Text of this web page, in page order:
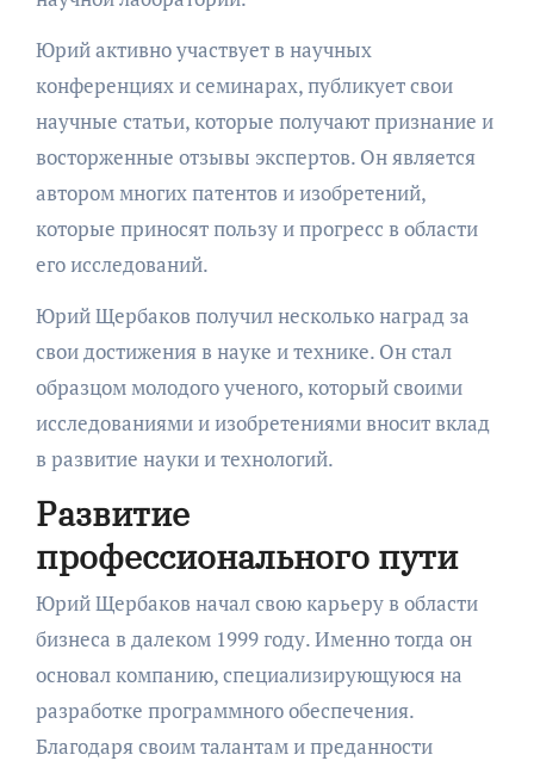
Юрий активно участвует в научных
конференциях и семинарах, публикует свои
научные статьи, которые получают признание и
восторженные отзывы экспертов. Он является
автором многих патентов и изобретений,
которые приносят пользу и прогресс в области
его исследований.
Юрий Щербаков получил несколько наград за
свои достижения в науке и технике. Он стал
образцом молодого ученого, который своими
исследованиями и изобретениями вносит вклад
в развитие науки и технологий.
Развитие
профессионального пути
Юрий Щербаков начал свою карьеру в области
бизнеса в далеком 1999 году. Именно тогда он
основал компанию, специализирующуюся на
разработке программного обеспечения.
Благодаря своим талантам и преданности